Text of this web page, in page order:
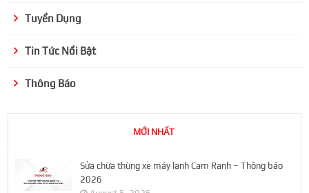
Tuyển Dụng
Tin Tức Nổi Bật
Thông Báo
MỚI NHẤT
Sửa chữa thùng xe máy lạnh Cam Ranh – Thông báo
2026